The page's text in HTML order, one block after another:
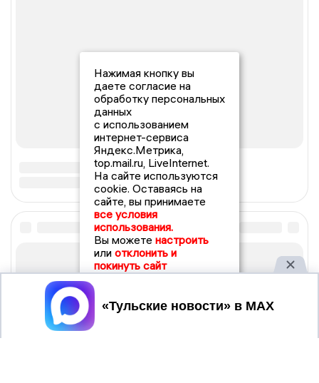
Нажимая кнопку вы
даете согласие на
обработку персональных
данных
с использованием
интернет-сервиса
Яндекс.Метрика,
top.mail.ru, LiveInternet.
На сайте используются
cookie. Оставаясь на
сайте, вы принимаете
все условия
использования.
Вы можете настроить
или отклонить и
покинуть сайт
Принять